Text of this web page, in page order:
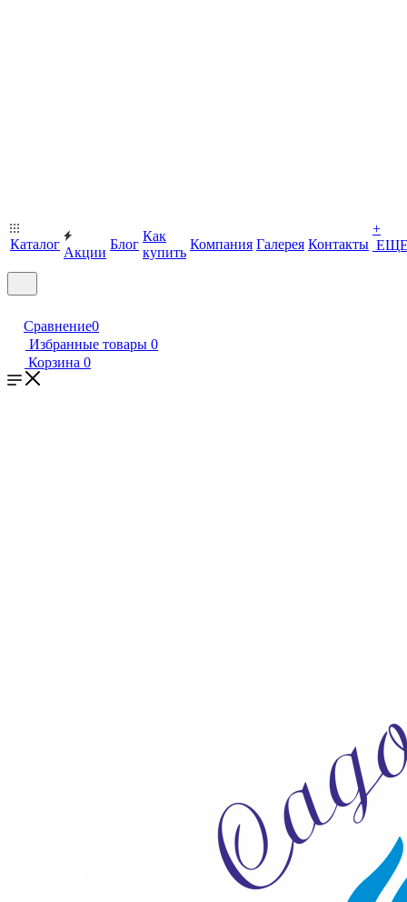
Каталог
Акции
Блог
Как
купить
Компания Галерея Контакты
+
Сравнение0
Избранные товары 0
Корзина 0